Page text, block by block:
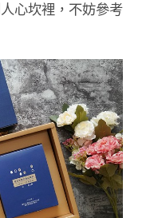
心坎裡，不妨參考